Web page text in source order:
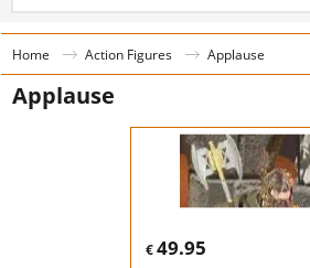
Home Action Figures Applause
Applause
€49.95